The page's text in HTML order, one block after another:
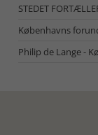
STEDET
Københavns
Philip de Lange -